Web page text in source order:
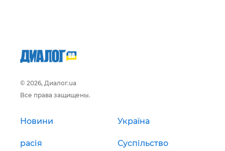
© 2026, Диалог.ua
Все права защищены.
Новини Україна
расія Суспільство